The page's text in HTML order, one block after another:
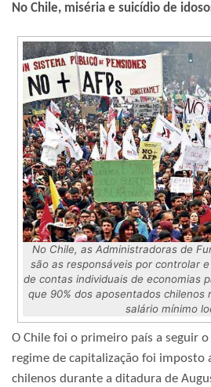
No Chile, miséria e suicídio de
No Chile, as Administradoras de
são as responsáveis por controlar
de contas individuais de economias
que 90% dos aposentados chilenos
salário mínimo
O Chile foi o primeiro país a seguir
regime de capitalização foi imposto
chilenos durante a ditadura de